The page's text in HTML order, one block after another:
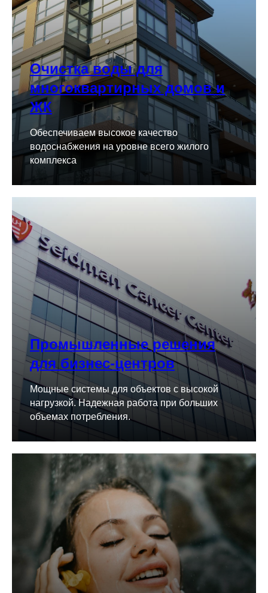
Очистка воды для
многоквартирных домов и
ЖК
Обеспечиваем высокое качество
водоснабжения на уровне всего жилого
комплекса
Промышленные решения
для бизнес-центров
Мощные системы для объектов с высокой
нагрузкой. Надежная работа при больших
объемах потребления.